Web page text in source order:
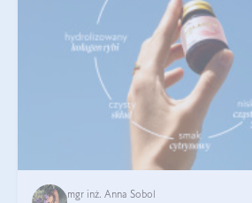
mgr inż. Anna Sobol